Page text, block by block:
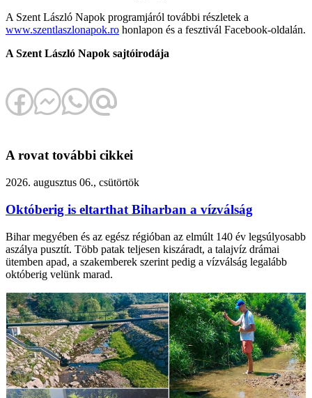
A Szent László Napok programjáról további részletek a
www.szentlaszlonapok.ro honlapon és a fesztivál Facebook-oldalán.
A Szent László Napok sajtóirodája
A rovat további cikkei
2026. augusztus 06., csütörtök
Októberig is eltarthat Biharban a vízválság
Bihar megyében és az egész régióban az elmúlt 140 év legsúlyosabb
aszálya pusztít. Több patak teljesen kiszáradt, a talajvíz drámai
ütemben apad, a szakemberek szerint pedig a vízválság legalább
októberig velünk marad.